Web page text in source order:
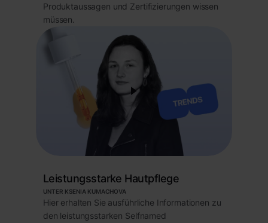
Produktaussagen und Zertifizierungen wissen
müssen.
Leistungsstarke Hautpflege
UNTER KSENIA KUMACHOVA
Hier erhalten Sie ausführliche Informationen zu
den leistungsstarken Selfnamed